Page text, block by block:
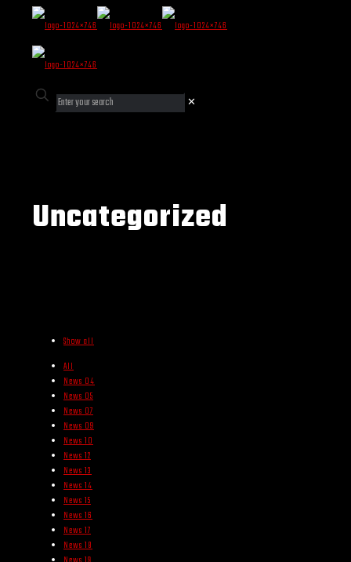
✕
Uncategorized
Show all
All
News 04
News 05
News 07
News 09
News 10
News 12
News 13
News 14
News 15
News 16
News 17
News 18